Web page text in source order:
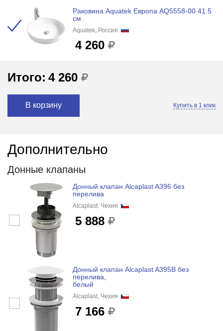
Раковина Aquatek Европа AQ5558-00 41.5
см
Aquatek, Россия
4 260
Итого: 4 260
В корзину Купить в 1 клик
Дополнительно
Донные клапаны
Донный клапан Alcaplast A396 без
перелива
Alcaplast, Чехия
5 888
Донный клапан Alcaplast A395B без
перелива,
белый
Alcaplast, Чехия
7 166